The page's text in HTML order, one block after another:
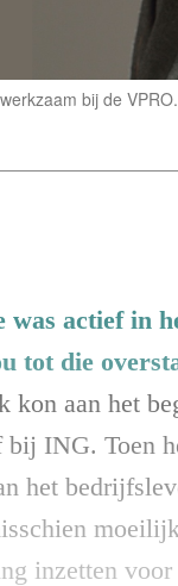
bij de VPRO.
was actief in
tot die
kon aan het
bij ING. Toen
het
inzetten